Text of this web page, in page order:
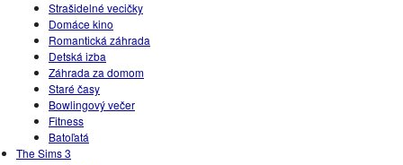
Strašidelné vecičky
Domáce kino
Romantická záhrada
Detská izba
Záhrada za domom
Staré časy
Bowlingový večer
Fitness
Batoľatá
The Sims 3